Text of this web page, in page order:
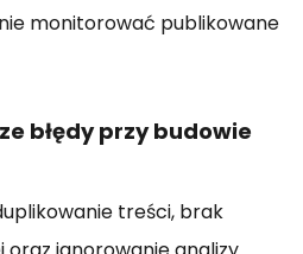
monitorować publikowane
błędy przy budowie
treści, brak